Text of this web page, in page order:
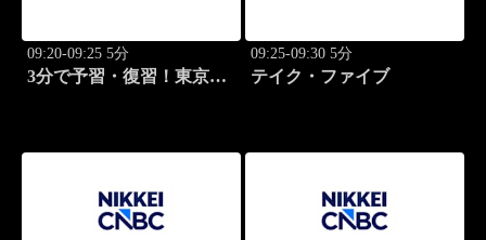
09:20-09:25 5分
3分で予習・復習！東京市
09:25-09:30 5分
テイク・ファイブ